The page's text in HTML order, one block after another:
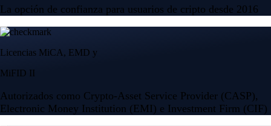
La opción de confianza para usuarios de cripto desde 2016
Licencias MiCA, EMD y
MiFID II
Autorizados como Crypto-Asset Service Provider (CASP),
Electronic Money Institution (EMI) e Investment Firm (CIF)